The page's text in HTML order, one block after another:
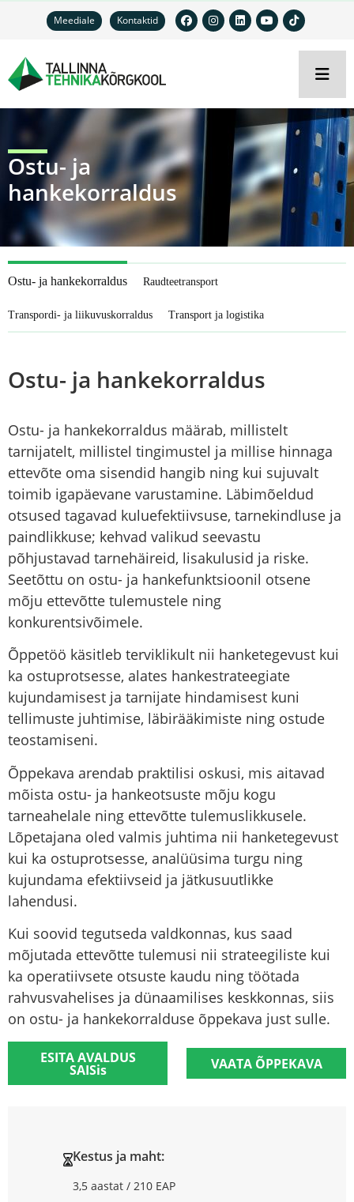
Meediale Kontaktid
Ostu- ja
hankekorraldus
Ostu- ja hankekorraldus Raudteetransport
Transpordi- ja liikuvuskorraldus Transport ja logistika
Ostu- ja hankekorraldus
Ostu- ja hankekorraldus määrab, millistelt
tarnijatelt, millistel tingimustel ja millise hinnaga
ettevõte oma sisendid hangib ning kui sujuvalt
toimib igapäevane varustamine. Läbimõeldud
otsused tagavad kuluefektiivsuse, tarnekindluse ja
paindlikkuse; kehvad valikud seevastu
põhjustavad tarnehäireid, lisakulusid ja riske.
Seetõttu on ostu- ja hankefunktsioonil otsene
mõju ettevõtte tulemustele ning
konkurentsivõimele.
Õppetöö käsitleb terviklikult nii hanketegevust kui
ka ostuprotsesse, alates hankestrateegiate
kujundamisest ja tarnijate hindamisest kuni
tellimuste juhtimise, läbirääkimiste ning ostude
teostamiseni.
Õppekava arendab praktilisi oskusi, mis aitavad
mõista ostu- ja hankeotsuste mõju kogu
tarneahelale ning ettevõtte tulemuslikkusele.
Lõpetajana oled valmis juhtima nii hanketegevust
kui ka ostuprotsesse, analüüsima turgu ning
kujundama efektiivseid ja jätkusuutlikke
lahendusi.
Kui soovid tegutseda valdkonnas, kus saad
mõjutada ettevõtte tulemusi nii strateegiliste kui
ka operatiivsete otsuste kaudu ning töötada
rahvusvahelises ja dünaamilises keskkonnas, siis
on ostu- ja hankekorralduse õppekava just sulle.
ESITA AVALDUS
SAISis VAATA ÕPPEKAVA
Kestus ja maht:
3,5 aastat / 210 EAP